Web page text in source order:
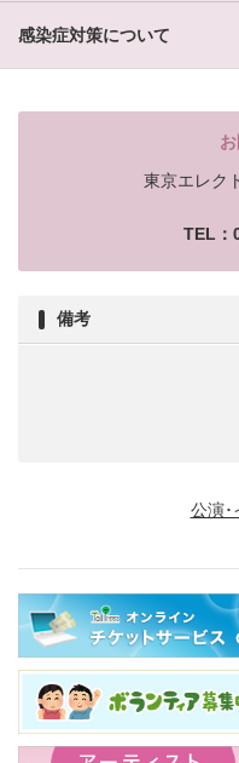
感染症対策について
東京エレク
TEL：
備考
公演･